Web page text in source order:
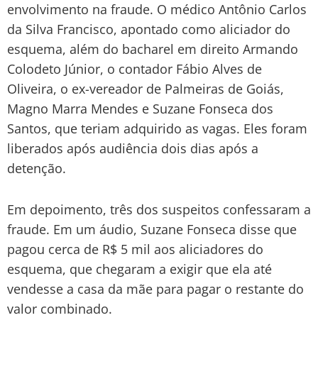
envolvimento na fraude. O médico Antônio Carlos
da Silva Francisco, apontado como aliciador do
esquema, além do bacharel em direito Armando
Colodeto Júnior, o contador Fábio Alves de
Oliveira, o ex-vereador de Palmeiras de Goiás,
Magno Marra Mendes e Suzane Fonseca dos
Santos, que teriam adquirido as vagas. Eles foram
liberados após audiência dois dias após a
detenção.
Em depoimento, três dos suspeitos confessaram a
fraude. Em um áudio, Suzane Fonseca disse que
pagou cerca de R$ 5 mil aos aliciadores do
esquema, que chegaram a exigir que ela até
vendesse a casa da mãe para pagar o restante do
valor combinado.